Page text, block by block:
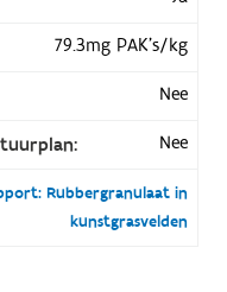
79.3mg PAK’s/kg
Nee
Nee
Rubbergranulaat in
kunstgrasvelden